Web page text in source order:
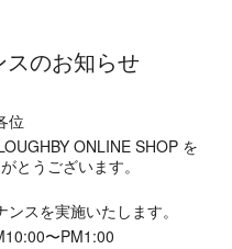
のお知らせ
位
ONLINE SHOP を
とうございます。
スを実施いたします。
〜PM1:00